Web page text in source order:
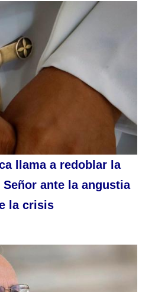
llama a redoblar la
ante la angustia
la crisis